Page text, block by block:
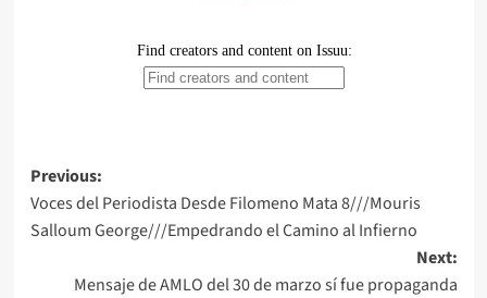
Post
navigation
Previous:
Voces del Periodista Desde Filomeno Mata 8///Mouris
Salloum George///Empedrando el Camino al Infierno
Next:
Mensaje de AMLO del 30 de marzo sí fue propaganda